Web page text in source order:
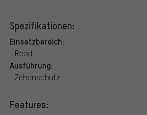
Spezifikationen:
Einsatzbereich:
Road
Ausführung:
Zehenschutz
Features: